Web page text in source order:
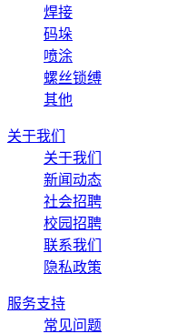
焊接
码垛
喷涂
螺丝锁缚
其他
关于我们
关于我们
新闻动态
社会招聘
校园招聘
联系我们
隐私政策
服务支持
常见问题